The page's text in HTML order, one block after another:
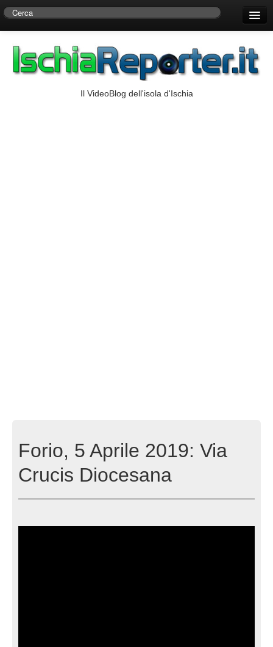
Centro di Ricerche Storiche D’Ambra
Il VideoBlog dell'isola d'Ischia
Forio, 5 Aprile 2019: Via
Crucis Diocesana